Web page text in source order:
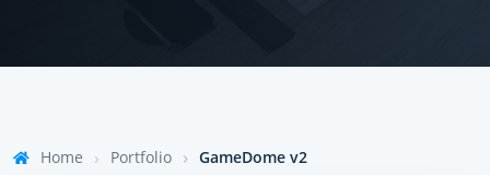
Home Portfolio GameDome v2